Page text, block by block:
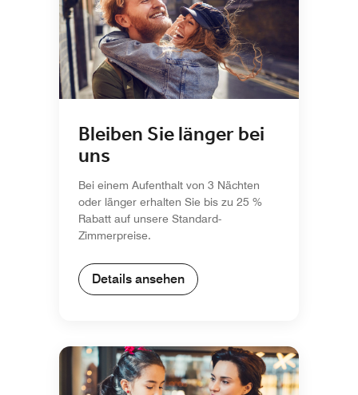
Bleiben Sie länger bei
uns
Bei einem Aufenthalt von 3 Nächten
oder länger erhalten Sie bis zu 25 %
Rabatt auf unsere Standard-
Zimmerpreise.
Details ansehen